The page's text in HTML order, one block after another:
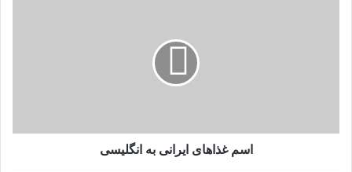
اسم غذاهای ایرانی به انگلیسی